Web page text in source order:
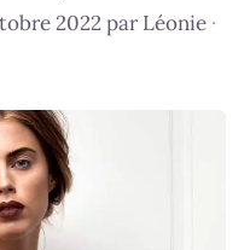
2022parLéonie ·